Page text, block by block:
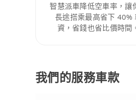
智慧派車降低空車率，讓
長途搭乘最高省下 40%
資，省錢也省比價時間
我們的服務車款